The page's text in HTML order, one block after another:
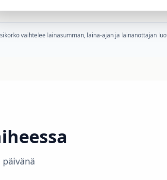
vaihtelee lainasumman, laina-ajan ja lainanottajan